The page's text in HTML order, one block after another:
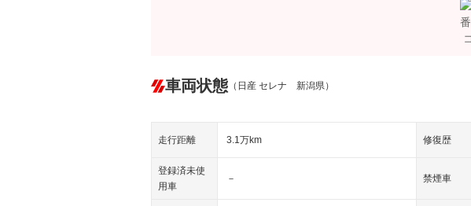
車両状態 （日産 セレナ 新潟県）
走行距離 3.1万km 修復歴
登録済未使
用車
－ 禁煙車